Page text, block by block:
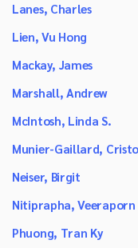
Lanes, Charles
Lien, Vu Hong
Mackay, James
Marshall, Andrew
McIntosh, Linda S.
Munier-Gaillard,
Neiser, Birgit
Nitiprapha, Veeraporn
Phuong, Tran Ky